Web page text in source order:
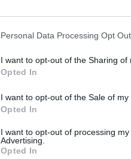
Personal Data Processing Opt
I want to opt-out of the Sharing of
Opted In
I want to opt-out of the Sale of
Opted In
I want to opt-out of processing
Advertising.
Opted In